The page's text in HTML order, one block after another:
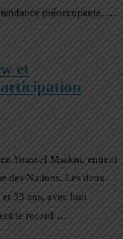
préoccupante. …
et
Youssef Msakni, entrent
des Nations. Les deux
33 ans, avec huit
le record …